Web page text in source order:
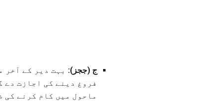
ج (ججز): بہت دیر کے آخر
فروغ دینے کی اجازت دے
ماحول میں کام کرنے کی